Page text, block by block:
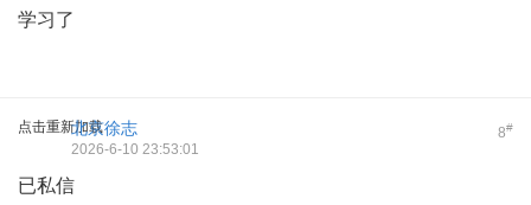
学习了
点击重新加载 8#
北京徐志
2026-6-10 23:53:01
已私信